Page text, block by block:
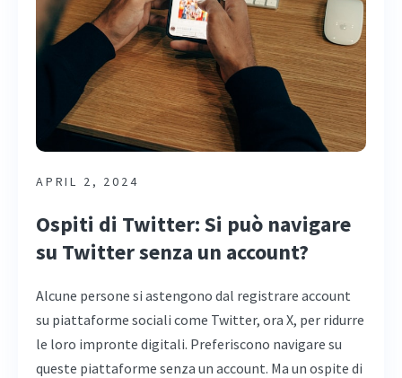
APRIL 2, 2024
Ospiti di Twitter: Si può navigare
su Twitter senza un account?
Alcune persone si astengono dal registrare account
su piattaforme sociali come Twitter, ora X, per ridurre
le loro impronte digitali. Preferiscono navigare su
queste piattaforme senza un account. Ma un ospite di